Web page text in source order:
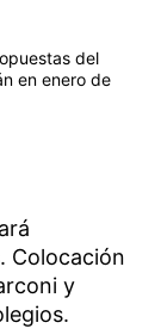
del
en enero de
Colocación
y